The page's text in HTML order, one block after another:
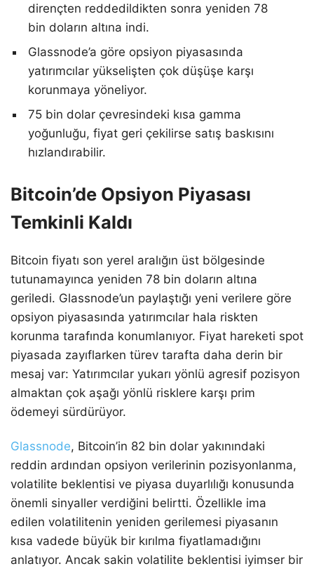
dirençten reddedildikten sonra yeniden 78
bin doların altına indi.
Glassnode’a göre opsiyon piyasasında
yatırımcılar yükselişten çok düşüşe karşı
korunmaya yöneliyor.
75 bin dolar çevresindeki kısa gamma
yoğunluğu, fiyat geri çekilirse satış baskısını
hızlandırabilir.
Bitcoin’de Opsiyon Piyasası
Temkinli Kaldı
Bitcoin fiyatı son yerel aralığın üst bölgesinde
tutunamayınca yeniden 78 bin doların altına
geriledi. Glassnode’un paylaştığı yeni verilere göre
opsiyon piyasasında yatırımcılar hala riskten
korunma tarafında konumlanıyor. Fiyat hareketi spot
piyasada zayıflarken türev tarafta daha derin bir
mesaj var: Yatırımcılar yukarı yönlü agresif pozisyon
almaktan çok aşağı yönlü risklere karşı prim
ödemeyi sürdürüyor.
Glassnode, Bitcoin’in 82 bin dolar yakınındaki
reddin ardından opsiyon verilerinin pozisyonlanma,
volatilite beklentisi ve piyasa duyarlılığı konusunda
önemli sinyaller verdiğini belirtti. Özellikle ima
edilen volatilitenin yeniden gerilemesi piyasanın
kısa vadede büyük bir kırılma fiyatlamadığını
anlatıyor. Ancak sakin volatilite beklentisi iyimser bir